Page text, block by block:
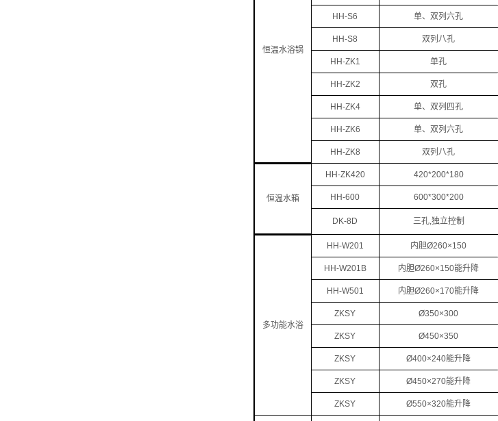
恒温水浴锅
HH-S6 单、双列六孔
HH-S8 双列八孔
HH-ZK1 单孔
HH-ZK2 双孔
HH-ZK4 单、双列四孔
HH-ZK6 单、双列六孔
HH-ZK8 双列八孔
恒温水箱
HH-ZK420 420*200*180
HH-600 600*300*200
DK-8D 三孔,独立控制
多功能水浴
HH-W201 内胆Ø260×150
HH-W201B 内胆Ø260×150能升降
HH-W501 内胆Ø260×170能升降
ZKSY Ø350×300
ZKSY Ø450×350
ZKSY Ø400×240能升降
ZKSY Ø450×270能升降
ZKSY Ø550×320能升降